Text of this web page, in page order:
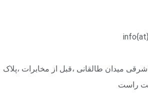
میدان طالقانی ،قبل از مخابرات ،پلاک